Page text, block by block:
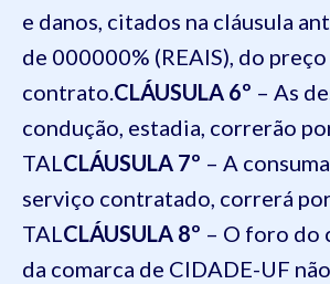
e danos, citados na cláusula
de 000000% (REAIS), do
contrato.CLÁUSULA 6º – As
condução, estadia, correrão
TALCLÁUSULA 7º – A
serviço contratado, correrá
TALCLÁUSULA 8º – O foro do
da comarca de CIDADE-UF